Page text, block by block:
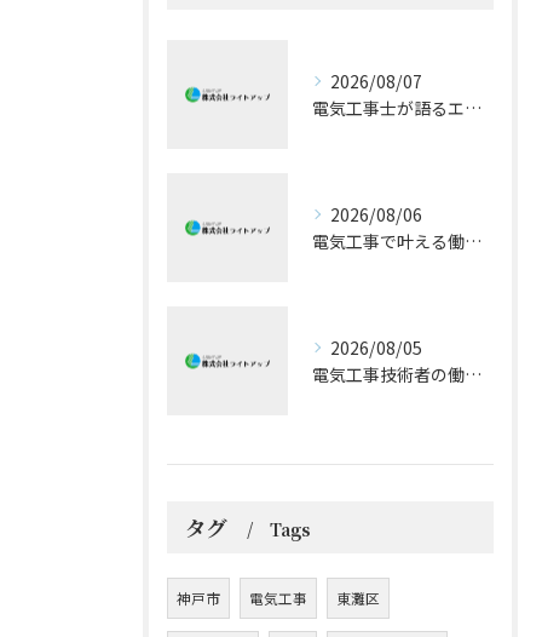
2026/08/07
電気工事士が語るエアコン技術の極意
2026/08/06
電気工事で叶える働きやすい環境とキャリア形成
2026/08/05
電気工事技術者の働きやすさと成長戦略
タグ Tags
神戸市 電気工事 東灘区